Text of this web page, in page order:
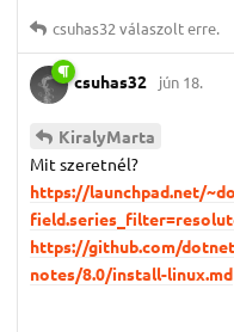
csuhas32 válaszolt erre.
csuhas32 jún 18.
KiralyMarta
Mit szeretnél?
https://launchpad.net/
https://github.com/
notes/8.0/install-linux.md